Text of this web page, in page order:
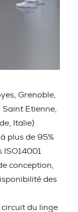
Grenoble,
Saint Etienne,
Italie)
plus de 95%
conception,
des
circuit du linge